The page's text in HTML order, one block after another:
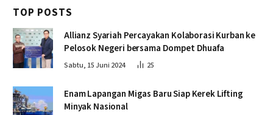
TOP POSTS
Allianz Syariah Percayakan Kolaborasi Kurban ke
Pelosok Negeri bersama Dompet Dhuafa
Sabtu, 15 Juni 2024 25
Enam Lapangan Migas Baru Siap Kerek Lifting
Minyak Nasional